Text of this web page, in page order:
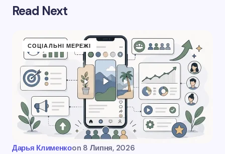
Read Next
СОЦІАЛЬНІ МЕРЕЖІ
Дарья Клименкоon 8 Липня, 2026